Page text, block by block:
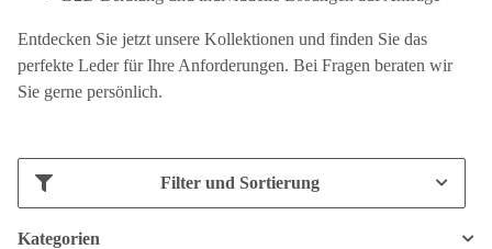
Entdecken Sie jetzt unsere Kollektionen und finden Sie das
perfekte Leder für Ihre Anforderungen. Bei Fragen beraten wir
Sie gerne persönlich.
Filter und Sortierung
Kategorien